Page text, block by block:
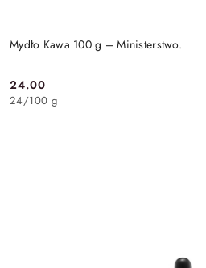
Mydło Kawa 100 g – Ministerstwo.
Cena:
24.00
24/100 g